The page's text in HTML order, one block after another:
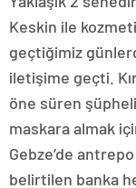
Keskin ile
geçtiğimiz
iletişime geçti.
öne süren
maskara almak
Gebze’de
belirtilen banka